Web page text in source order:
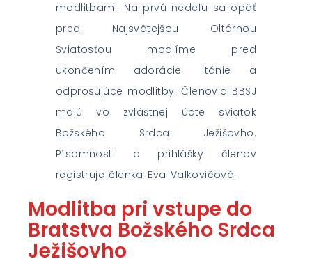
modlitbami. Na prvú nedeľu sa opäť
pred Najsvätejšou Oltárnou
Sviatosťou modlíme pred
ukončením adorácie litánie a
odprosujúce modlitby. Členovia BBSJ
majú vo zvláštnej úcte sviatok
Božského Srdca Ježišovho.
Písomnosti a prihlášky členov
registruje členka Eva Valkovičová.
Modlitba pri vstupe do
Bratstva Božského Srdca
Ježišovho